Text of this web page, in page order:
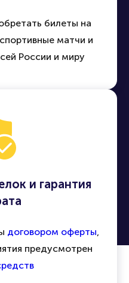
билеты на
матчи и
России и миру
и гарантия
договором оферты,
предусмотрен